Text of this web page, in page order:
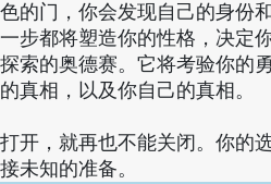
的门，你会发现自己的身份
步都将塑造你的性格，决定你
索的奥德赛。它将考验你的
真相，以及你自己的真相。
开，就再也不能关闭。你的
未知的准备。